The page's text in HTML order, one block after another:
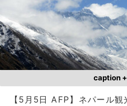
caption +
【5月5日 AFP】ネパール